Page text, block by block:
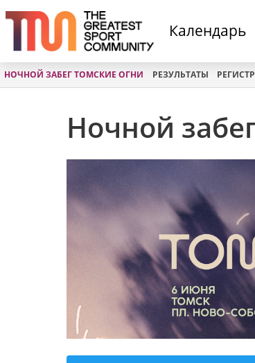
Календарь
НОЧНОЙ ЗАБЕГ ТОМСКИЕ ОГНИ РЕЗУЛЬТАТЫ
Ночной